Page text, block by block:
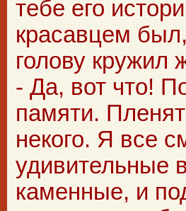
тебе его
красавцем
голову
- Да, вот что!
памяти.
некого. Я все
удивительные
каменные, и